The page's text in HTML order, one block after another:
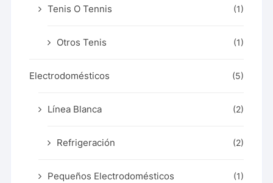
Tenis O Tennis (1)
Otros Tenis (1)
Electrodomésticos (5)
Línea Blanca (2)
Refrigeración (2)
Pequeños Electrodomésticos (1)